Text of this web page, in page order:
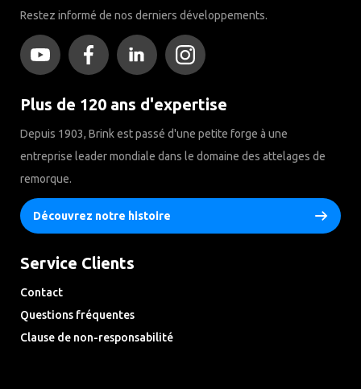
Restez informé de nos derniers développements.
Plus de 120 ans d'expertise
Depuis 1903, Brink est passé d'une petite forge à une
entreprise leader mondiale dans le domaine des attelages de
remorque.
Découvrez notre histoire
Service Clients
Contact
Questions fréquentes
Clause de non-responsabilité